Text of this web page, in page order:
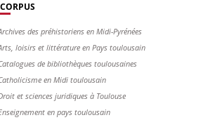
CORPUS
des préhistoriens en Midi-Pyrénées
loisirs et littérature en Pays toulousain
de bibliothèques toulousaines
en Midi toulousain
et sciences juridiques à Toulouse
en pays toulousain